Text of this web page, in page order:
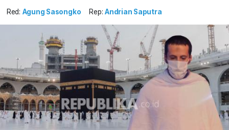
Red: Agung Sasongko Rep: Andrian Saputra